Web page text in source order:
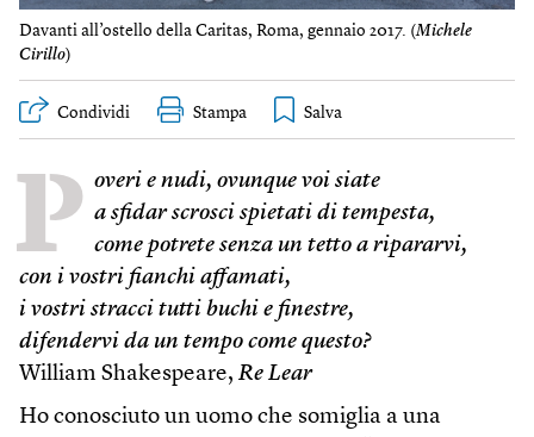
Davanti all’ostello della Caritas, Roma, gennaio 2017. (Michele
Cirillo)
Condividi Stampa
P overi e nudi, ovunque voi siate
a sfidar scrosci spietati di tempesta,
come potrete senza un tetto a ripararvi,
con i vostri fianchi affamati,
i vostri stracci tutti buchi e finestre,
difendervi da un tempo come questo?
William Shakespeare, Re Lear
Ho conosciuto un uomo che somiglia a una